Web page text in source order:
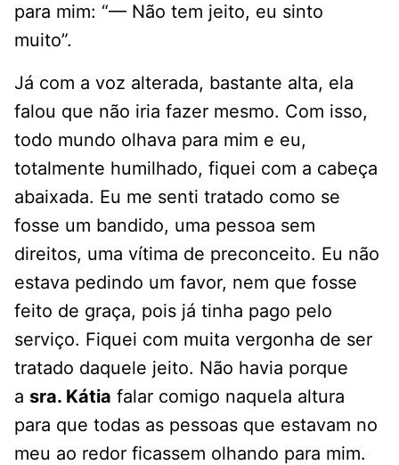
para mim: “— Não tem jeito, eu sinto
muito”.
Já com a voz alterada, bastante alta, ela
falou que não iria fazer mesmo. Com isso,
todo mundo olhava para mim e eu,
totalmente humilhado, fiquei com a cabeça
abaixada. Eu me senti tratado como se
fosse um bandido, uma pessoa sem
direitos, uma vítima de preconceito. Eu não
estava pedindo um favor, nem que fosse
feito de graça, pois já tinha pago pelo
serviço. Fiquei com muita vergonha de ser
tratado daquele jeito. Não havia porque
a sra. Kátia falar comigo naquela altura
para que todas as pessoas que estavam no
meu ao redor ficassem olhando para mim.